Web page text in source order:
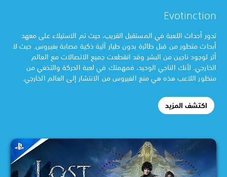
Evotinction
تدور أحداث اللعبة في المستقبل القريب، حيث تم الاستيلاء على معهد
أبحاث متطور من قبل طائرة بدون طيار آلية ذكية مصابة بفيروس. حيث لا
أثر لوجود ناجين من البشر وقد انقطعت جميع الاتصالات مع العالم
الخارجي. لأنك الناجي الوحيد، فمهمتك في لعبة الحركة والتخفي من
منظور اللاعب هذه هي منع الفيروس من الانتشار إلى العالم الخارجي.
اكتشف المزيد